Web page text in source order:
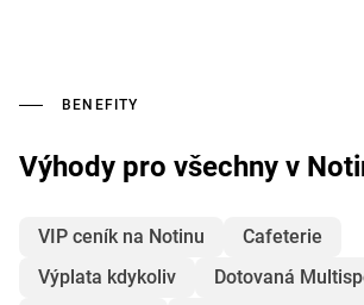
BENEFITY
Výhody pro všechny v
VIP ceník na Notinu
Cafeterie
Výplata kdykoliv
Dotovaná